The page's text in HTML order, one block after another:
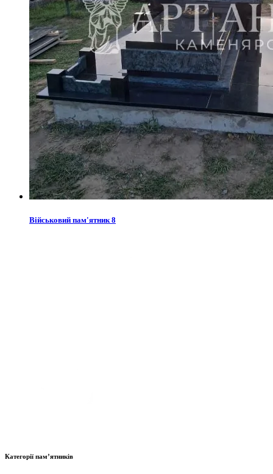
Військовий пам'ятник 8
Категорії пам’ятників